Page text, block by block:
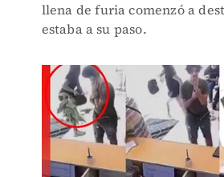
llena de furia comenzó a
estaba a su paso.